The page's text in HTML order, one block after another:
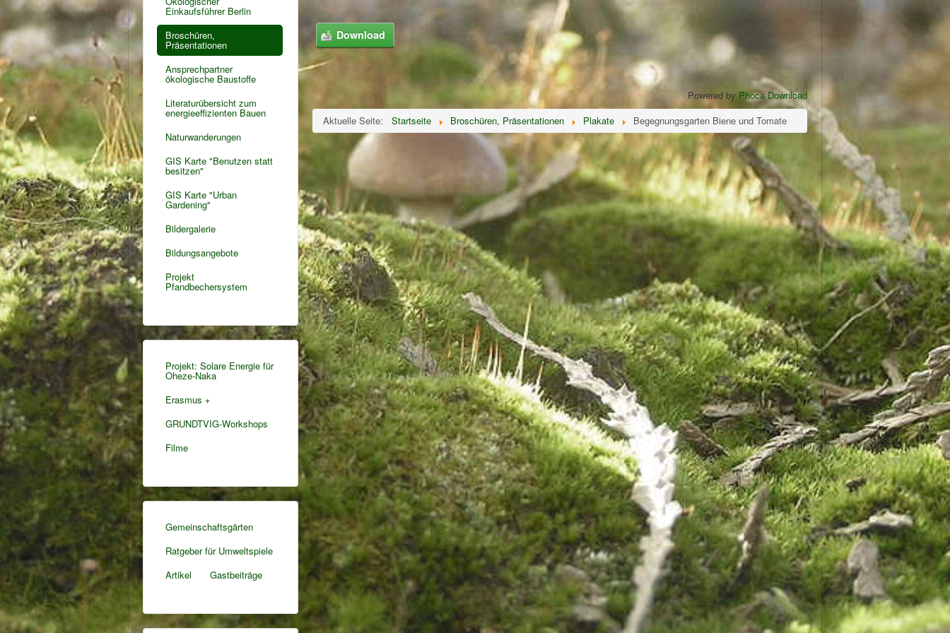
Einkaufsführer Berlin
Broschüren,
Präsentationen
Ansprechpartner
ökologische Baustoffe
Literaturübersicht zum
energieeffizienten Bauen
Naturwanderungen
GIS Karte "Benutzen statt
besitzen"
GIS Karte "Urban
Gardening"
Bildergalerie
Bildungsangebote
Projekt
Pfandbechersystem
Projekt: Solare Energie für
Oheze-Naka
Erasmus +
GRUNDTVIG-Workshops
Filme
Gemeinschaftsgärten
Ratgeber für Umweltspiele
Artikel
Gastbeiträge
Powered byPhoca Download
Aktuelle Seite:
Startseite Broschüren, Präsentationen Plakate Begegnungsgarten Biene und Tomate